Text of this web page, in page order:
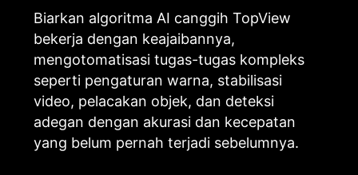
Biarkan algoritma AI canggih TopView
bekerja dengan keajaibannya,
mengotomatisasi tugas-tugas kompleks
seperti pengaturan warna, stabilisasi
video, pelacakan objek, dan deteksi
adegan dengan akurasi dan kecepatan
yang belum pernah terjadi sebelumnya.